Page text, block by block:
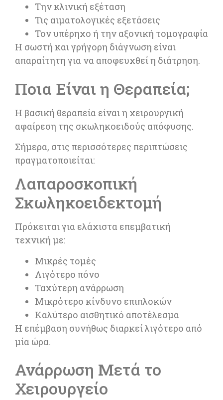
Την κλινική εξέταση
Τις αιματολογικές εξετάσεις
Τον υπέρηχο ή την αξονική τομογραφία
Η σωστή και γρήγορη διάγνωση είναι
απαραίτητη για να αποφευχθεί η διάτρηση.
Ποια Είναι η Θεραπεία;
Η βασική θεραπεία είναι η χειρουργική
αφαίρεση της σκωληκοειδούς απόφυσης.
Σήμερα, στις περισσότερες περιπτώσεις
πραγματοποιείται:
Λαπαροσκοπική
Σκωληκοειδεκτομή
Πρόκειται για ελάχιστα επεμβατική
τεχνική με:
Μικρές τομές
Λιγότερο πόνο
Ταχύτερη ανάρρωση
Μικρότερο κίνδυνο επιπλοκών
Καλύτερο αισθητικό αποτέλεσμα
Η επέμβαση συνήθως διαρκεί λιγότερο από
μία ώρα.
Ανάρρωση Μετά το
Χειρουργείο